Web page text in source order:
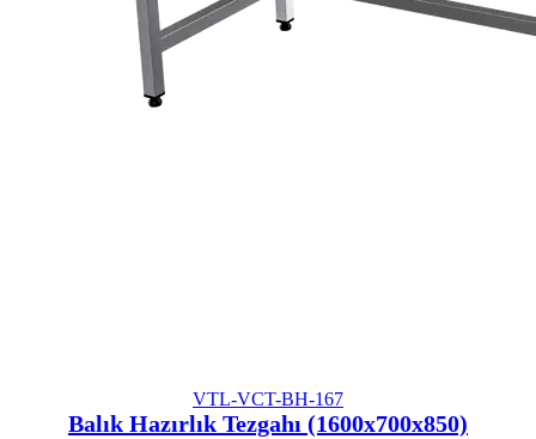
VTL-VCT-BH-167
Balık Hazırlık Tezgahı (1600x700x850)